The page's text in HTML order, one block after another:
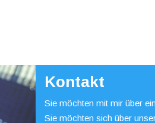
Kontakt
Sie möchten mit mir über
Sie möchten sich über